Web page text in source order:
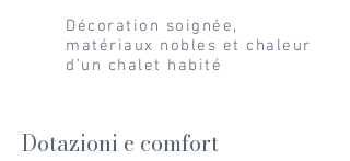
Décoration soignée,
matériaux nobles et chaleur
d’un chalet habité
Dotazioni e comfort